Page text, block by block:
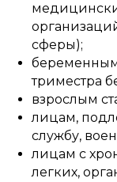
сферы);
триместра
взрослым
лицам,
службу,
лицам с
легких,